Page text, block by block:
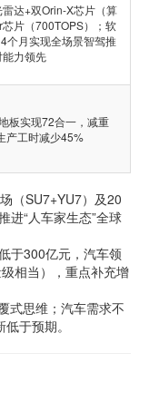
达+双Orin-X芯片（算
片（700TOPS）；软
个月实现全场景智驾推
力领先
板实现72合一，减重
产工时减少45%
（SU7+YU7）及20
进“人车家生态”全球
于300亿元，汽车领
相当），重点补充增
式思维；汽车需求不
于预期。